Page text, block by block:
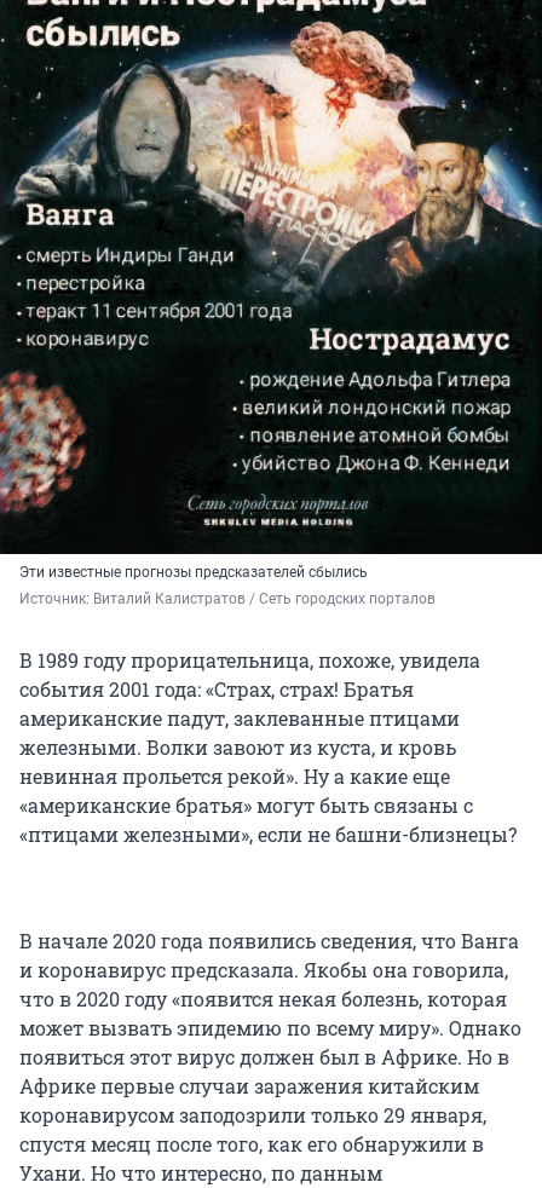
Эти известные прогнозы предсказателей сбылись
Источник: Виталий Калистратов / Сеть городских порталов
В 1989 году прорицательница, похоже, увидела
события 2001 года: «Страх, страх! Братья
американские падут, заклеванные птицами
железными. Волки завоют из куста, и кровь
невинная прольется рекой». Ну а какие еще
«американские братья» могут быть связаны с
«птицами железными», если не башни-близнецы?
В начале 2020 года появились сведения, что Ванга
и коронавирус предсказала. Якобы она говорила,
что в 2020 году «появится некая болезнь, которая
может вызвать эпидемию по всему миру». Однако
появиться этот вирус должен был в Африке. Но в
Африке первые случаи заражения китайским
коронавирусом заподозрили только 29 января,
спустя месяц после того, как его обнаружили в
Ухани. Но что интересно, по данным